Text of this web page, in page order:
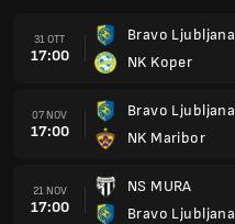
31 OTT
17:00
Bravo Ljubljana
NK Koper
07 NOV
17:00
Bravo Ljubljana
NK Maribor
21 NOV
17:00
NS MURA
Bravo Ljubljana